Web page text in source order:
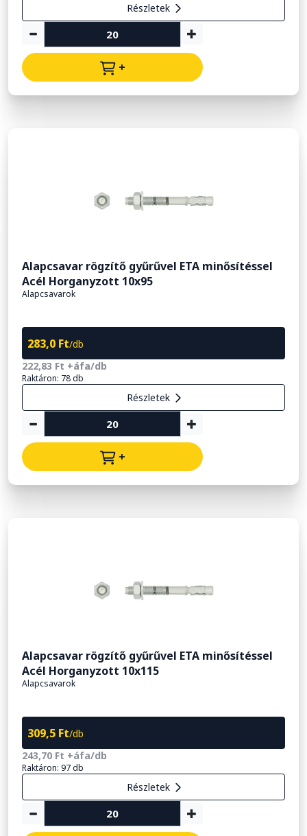
Részletek
+
Alapcsavar rögzítő gyűrűvel ETA minősítéssel
Acél Horganyzott 10x95
Alapcsavarok
283,0 Ft/db
222,83 Ft +áfa/db
Raktáron: 78 db
Részletek
+
Alapcsavar rögzítő gyűrűvel ETA minősítéssel
Acél Horganyzott 10x115
Alapcsavarok
309,5 Ft/db
243,70 Ft +áfa/db
Raktáron: 97 db
Részletek